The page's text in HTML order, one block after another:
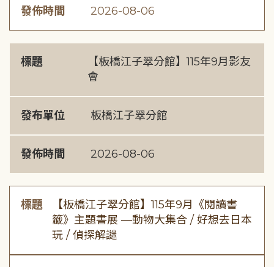
發佈時間 2026-08-06
標題
【板橋江子翠分館】115年9月影友
會
發布單位 板橋江子翠分館
發佈時間 2026-08-06
標題
【板橋江子翠分館】115年9月《閱讀書
籤》主題書展 —動物大集合 / 好想去日本
玩 / 偵探解謎